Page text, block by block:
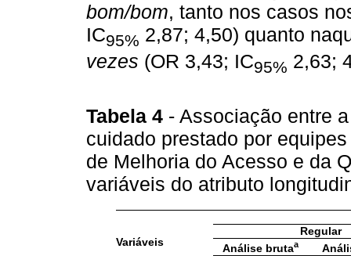
bom/bom, tanto nos casos
IC95% 2,87; 4,50) quanto
vezes (OR 3,43; IC95% 2,63;
Tabela 4 - Associação entre
cuidado prestado por
de Melhoria do Acesso e da
variáveis do atributo
Variáveis
Regular
Análise brutaa